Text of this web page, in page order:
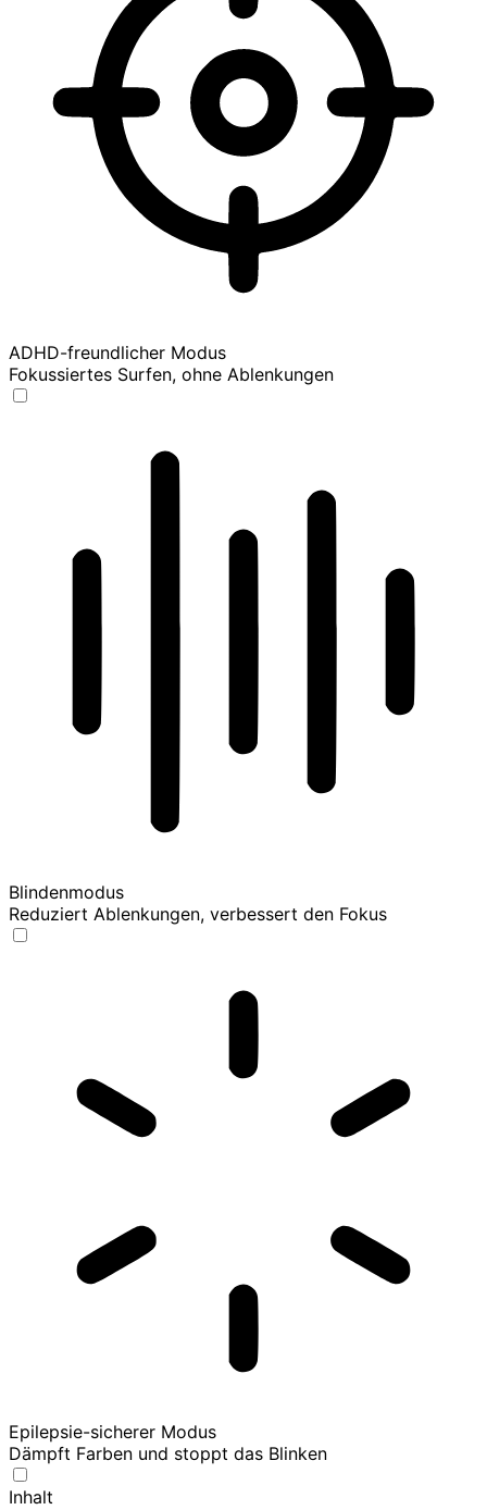
ADHD-freundlicher Modus
Fokussiertes Surfen, ohne Ablenkungen
Blindenmodus
Reduziert Ablenkungen, verbessert den Fokus
Epilepsie-sicherer Modus
Dämpft Farben und stoppt das Blinken
Inhalt